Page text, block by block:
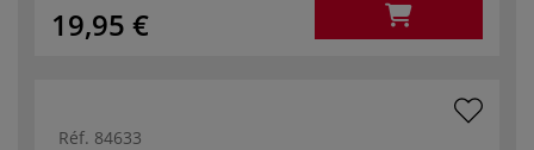
19,95 €
Réf. 84633